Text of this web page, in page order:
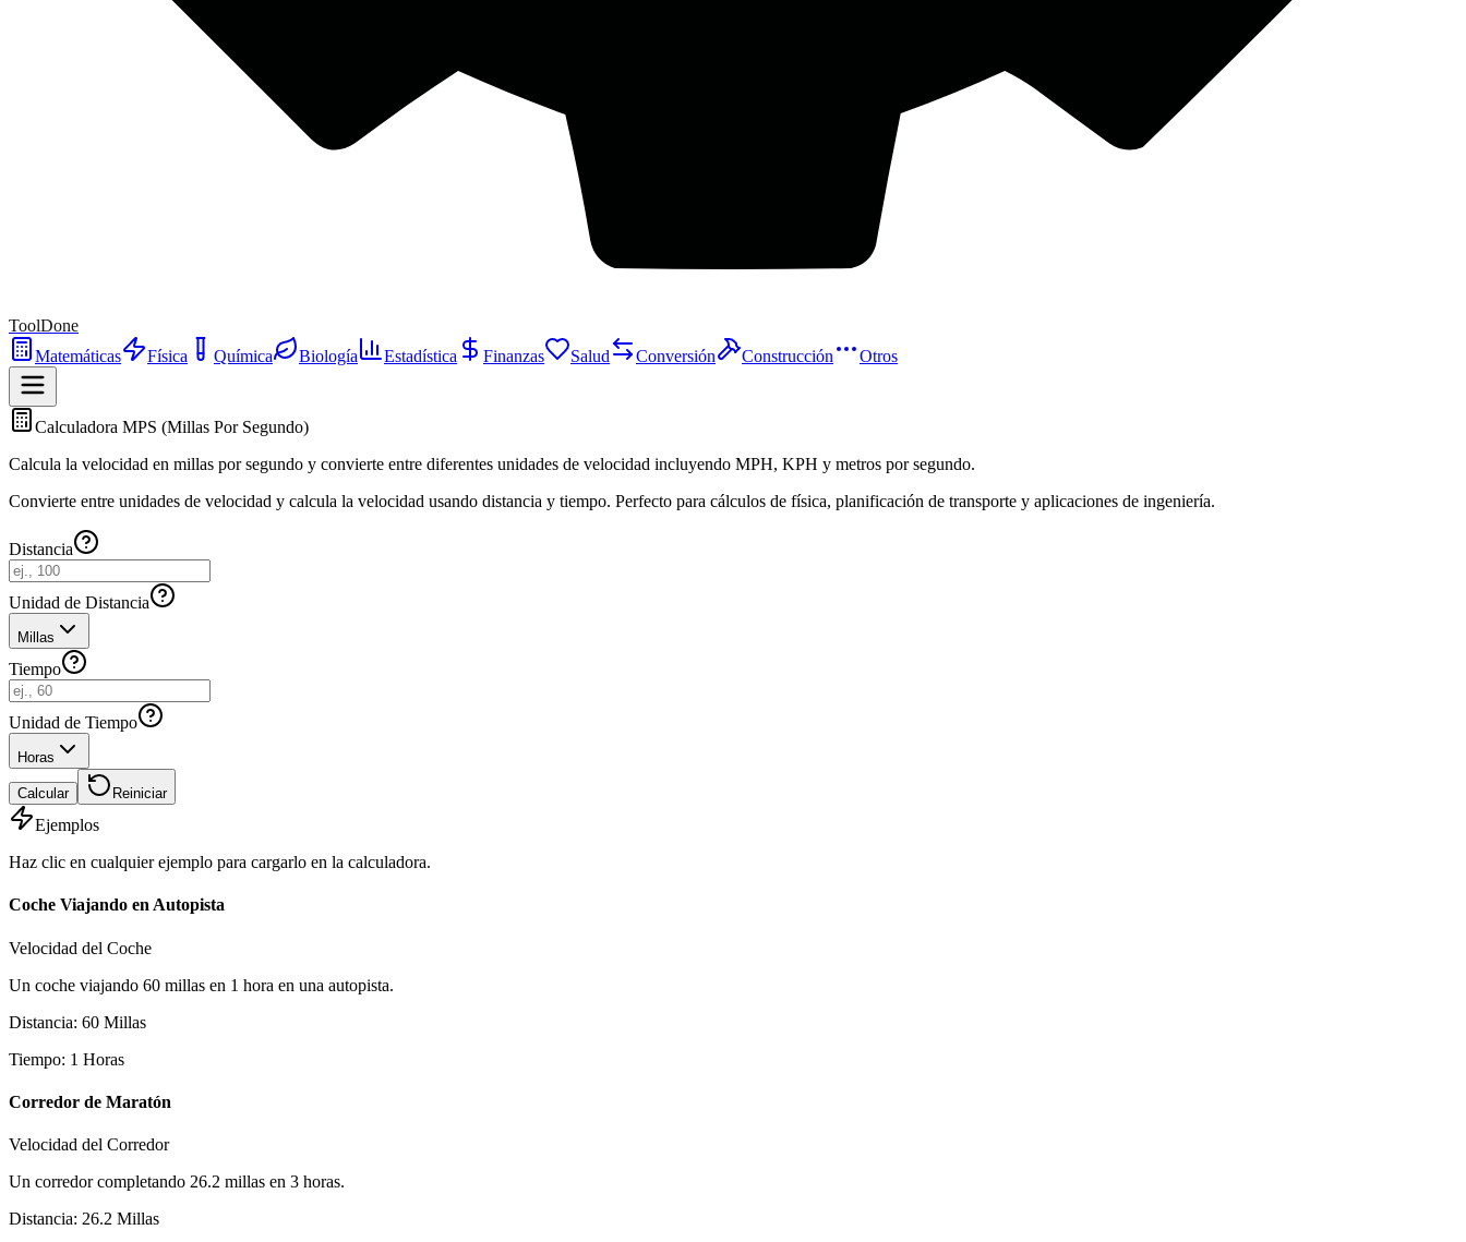
ToolDone
Matemáticas
Física Química Biología Estadística Finanzas Salud Conversión Construcción Otros
Calculadora MPS (Millas Por Segundo)
Calcula la velocidad en millas por segundo y convierte entre diferentes unidades de velocidad incluyendo MPH, KPH y metros por segundo.
Convierte entre unidades de velocidad y calcula la velocidad usando distancia y tiempo. Perfecto para cálculos de física, planificación de transporte y aplicaciones de ingeniería.
Distancia
Unidad de Distancia
Millas
Tiempo
Unidad de Tiempo
Horas
Calcular Reiniciar
Ejemplos
Haz clic en cualquier ejemplo para cargarlo en la calculadora.
Coche Viajando en Autopista
Velocidad del Coche
Un coche viajando 60 millas en 1 hora en una autopista.
Distancia: 60 Millas
Tiempo: 1 Horas
Corredor de Maratón
Velocidad del Corredor
Un corredor completando 26.2 millas en 3 horas.
Distancia: 26.2 Millas